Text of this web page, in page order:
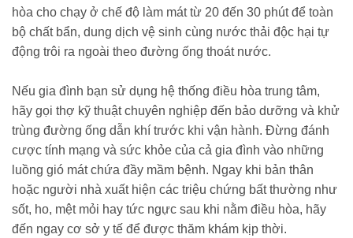
hòa cho chạy ở chế độ làm mát từ 20 đến 30 phút để toàn
bộ chất bẩn, dung dịch vệ sinh cùng nước thải độc hại tự
động trôi ra ngoài theo đường ống thoát nước.
Nếu gia đình bạn sử dụng hệ thống điều hòa trung tâm,
hãy gọi thợ kỹ thuật chuyên nghiệp đến bảo dưỡng và khử
trùng đường ống dẫn khí trước khi vận hành. Đừng đánh
cược tính mạng và sức khỏe của cả gia đình vào những
luồng gió mát chứa đầy mầm bệnh. Ngay khi bản thân
hoặc người nhà xuất hiện các triệu chứng bất thường như
sốt, ho, mệt mỏi hay tức ngực sau khi nằm điều hòa, hãy
đến ngay cơ sở y tế để được thăm khám kịp thời.